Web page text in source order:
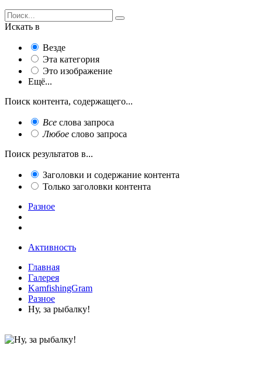
Искать в
Везде
Эта категория
Это изображение
Ещё...
Поиск контента, содержащего...
Все слова запроса
Любое слово запроса
Поиск результатов в...
Заголовки и содержание контента
Только заголовки контента
Разное
Активность
Главная
Галерея
KamfishingGram
Разное
Ну, за рыбалку!